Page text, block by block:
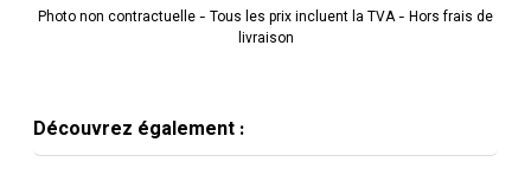
Photo non contractuelle - Tous les prix incluent la TVA - Hors frais de
livraison
Découvrez également :